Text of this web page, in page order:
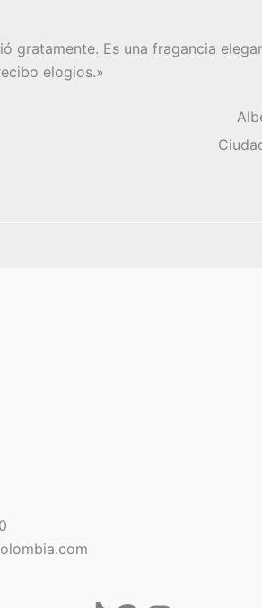
gratamente. Es una fragancia
elogios.»